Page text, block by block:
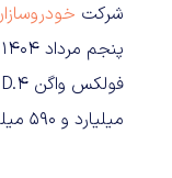
شرکت
میلیارد و ۵۹۰ میلیون تومان اعلام شده است. تیپ پرو نیز چهار میلیارد و ۷۹۰ میلیون تومان قیمت دارد.